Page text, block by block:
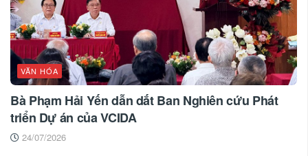
VĂN HÓA
Bà Phạm Hải Yến dẫn dắt Ban Nghiên cứu Phát
triển Dự án của VCIDA
24/07/2026